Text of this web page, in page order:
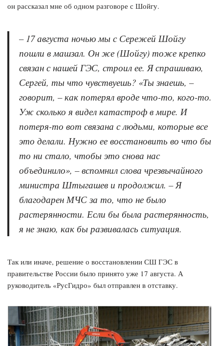
он рассказал мне об одном разговоре с Шойгу.
– 17 августа ночью мы с Сережей Шойгу
пошли в машзал. Он же (Шойгу) тоже крепко
связан с нашей ГЭС, строил ее. Я спрашиваю,
Сергей, ты что чувствуешь? «Ты знаешь, –
говорит, – как потерял вроде что-то, кого-то.
Уж сколько я видел катастроф в мире. И
потеря-то вот связана с людьми, которые все
это делали. Нужно ее восстановить во что бы
то ни стало, чтобы это снова нас
объединило», – вспомнил слова чрезвычайного
министра Штыгашев и продолжил. – Я
благодарен МЧС за то, что не было
растерянности. Если бы была растерянность,
я не знаю, как бы развивалась ситуация.
Так или иначе, решение о восстановлении СШ ГЭС в
правительстве России было принято уже 17 августа. А
руководитель «РусГидро» был отправлен в отставку.